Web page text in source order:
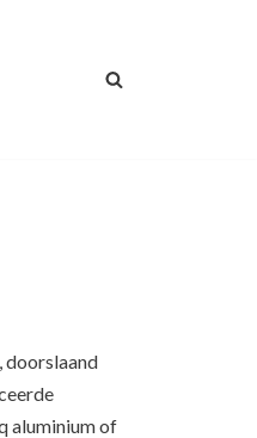
doorslaand
aluminium of